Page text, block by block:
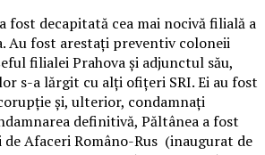
fost decapitată cea mai nocivă filială a
Au fost arestaţi preventiv coloneii
filialei Prahova şi adjunctul său,
s-a lărgit cu alţi ofiţeri SRI. Ei au fost
şi, ulterior, condamnaţi
definitivă, Păltânea a fost
Afaceri Româno-Rus (inaugurat de